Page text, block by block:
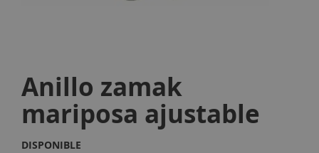
the
beginning
of
the
images
Anillo zamak
mariposa ajustable
DISPONIBLE